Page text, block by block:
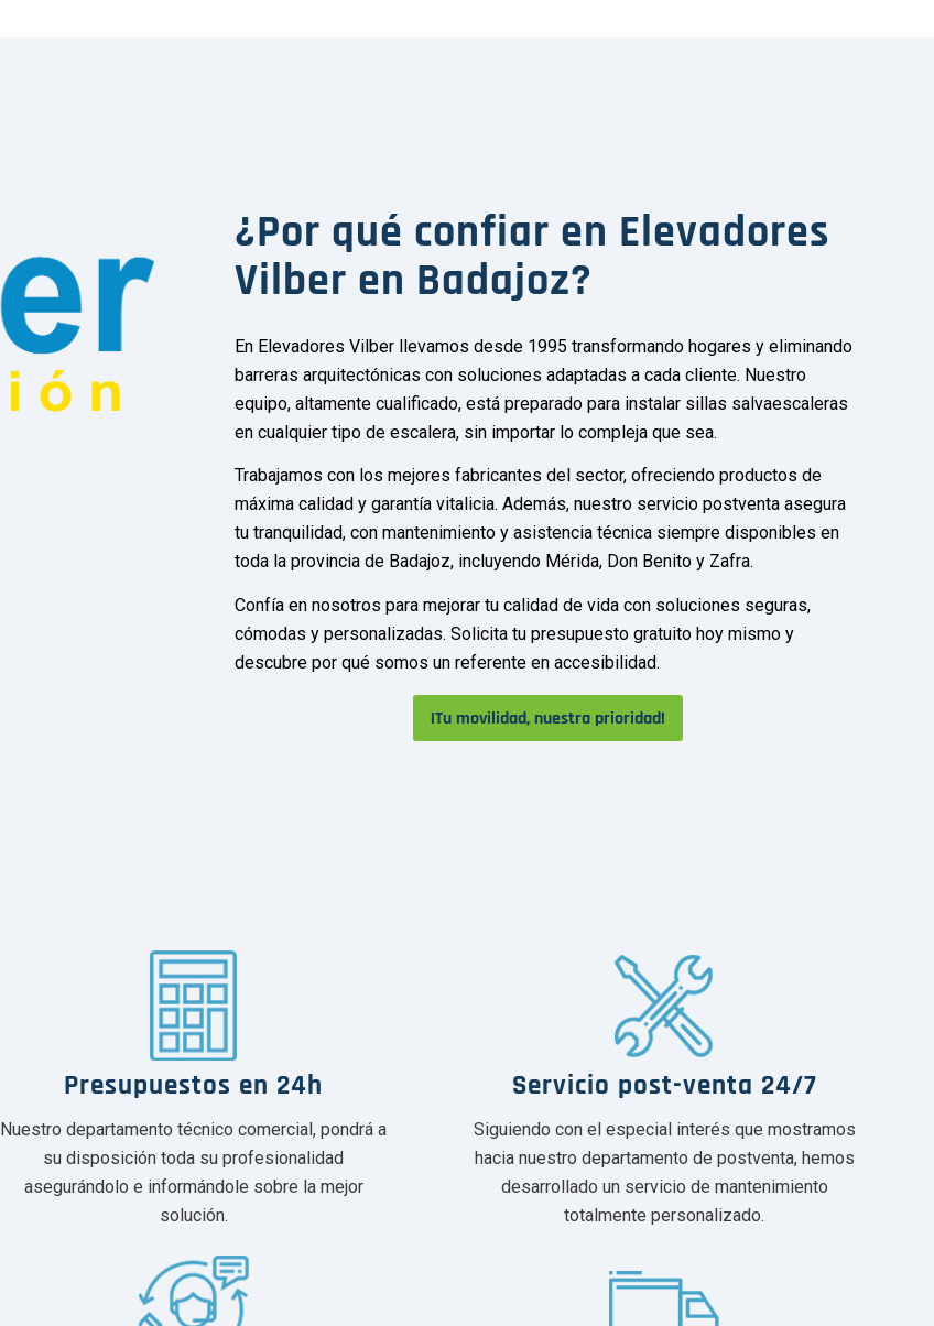
¿Por qué confiar en Elevadores
Vilber en Badajoz?
En Elevadores Vilber llevamos desde 1995 transformando hogares y eliminando
barreras arquitectónicas con soluciones adaptadas a cada cliente. Nuestro
equipo, altamente cualificado, está preparado para instalar sillas salvaescaleras
en cualquier tipo de escalera, sin importar lo compleja que sea.
Trabajamos con los mejores fabricantes del sector, ofreciendo productos de
máxima calidad y garantía vitalicia. Además, nuestro servicio postventa asegura
tu tranquilidad, con mantenimiento y asistencia técnica siempre disponibles en
toda la provincia de Badajoz, incluyendo Mérida, Don Benito y Zafra.
Confía en nosotros para mejorar tu calidad de vida con soluciones seguras,
cómodas y personalizadas. Solicita tu presupuesto gratuito hoy mismo y
descubre por qué somos un referente en accesibilidad.
¡Tu movilidad, nuestra prioridad!
Presupuestos en 24h
Nuestro departamento técnico comercial, pondrá a
su disposición toda su profesionalidad
asegurándolo e informándole sobre la mejor
solución.
Servicio post-venta 24/7
Siguiendo con el especial interés que mostramos
hacia nuestro departamento de postventa, hemos
desarrollado un servicio de mantenimiento
totalmente personalizado.